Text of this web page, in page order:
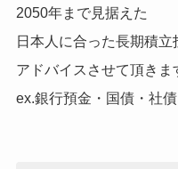
2050年まで見据えた
日本人に合った長期積立
アドバイスさせて頂きま
ex.銀行預金・国債・社